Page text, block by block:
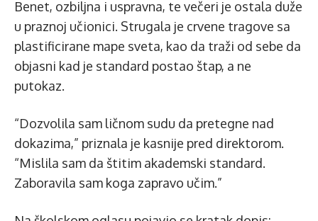
Benet, ozbiljna i uspravna, te večeri je ostala duže
u praznoj učionici. Strugala je crvene tragove sa
plastificirane mape sveta, kao da traži od sebe da
objasni kad je standard postao štap, a ne
putokaz.
“Dozvolila sam ličnom sudu da pretegne nad
dokazima,” priznala je kasnije pred direktorom.
“Mislila sam da štitim akademski standard.
Zaboravila sam koga zapravo učim.”